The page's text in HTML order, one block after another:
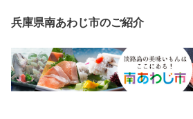
兵庫県南あわじ市のご紹介